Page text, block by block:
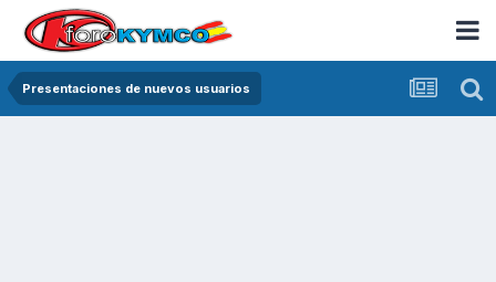
Presentaciones de nuevos usuarios